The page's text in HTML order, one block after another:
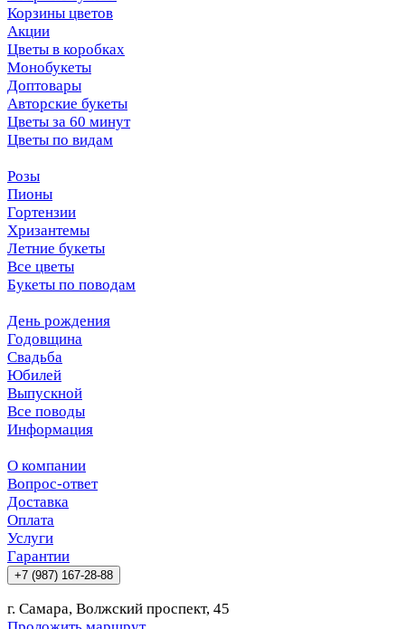
Корзины цветов
Акции
Цветы в коробках
Монобукеты
Доптовары
Авторские букеты
Цветы за 60 минут
Цветы по видам
Розы
Пионы
Гортензии
Хризантемы
Летние букеты
Все цветы
Букеты по поводам
День рождения
Годовщина
Свадьба
Юбилей
Выпускной
Все поводы
Информация
О компании
Вопрос-ответ
Доставка
Оплата
Услуги
Гарантии
+7 (987) 167-28-88
г. Самара, Волжский проспект, 45